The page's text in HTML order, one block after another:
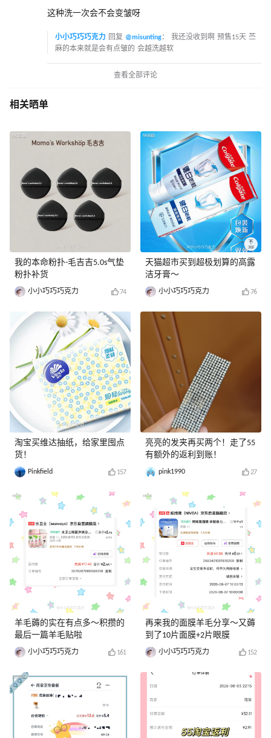
这种洗一次会不会变皱呀
小小巧巧巧克力 回复 @misunting： 我还没收到啊 预售15天 苎
麻的本来就是会有点皱的 会越洗越软
查看全部评论
相关晒单
我的本命粉扑-毛吉吉5.0s气垫
粉扑补货
小小巧巧巧克力 74
淘宝买维达抽纸，给家里囤点
货！
Pinkfield 157
羊毛薅的实在有点多～积攒的
最后一篇羊毛贴啦
小小巧巧巧克力 161
天猫超市买到超极划算的高露
洁牙膏～
小小巧巧巧克力 76
亮亮的发夹再买两个！走了55
有额外的返利到账！
pink1990 27
再来我的面膜羊毛分享～又薅
到了10片面膜+2片眼膜
小小巧巧巧克力 152